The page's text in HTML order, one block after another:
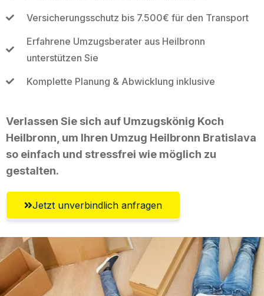
Versicherungsschutz bis 7.500€ für den Transport
Erfahrene Umzugsberater aus Heilbronn
unterstützen Sie
Komplette Planung & Abwicklung inklusive
Verlassen Sie sich auf Umzugskönig Koch
Heilbronn, um Ihren Umzug Heilbronn Bratislava
so einfach und stressfrei wie möglich zu
gestalten.
Jetzt unverbindlich anfragen